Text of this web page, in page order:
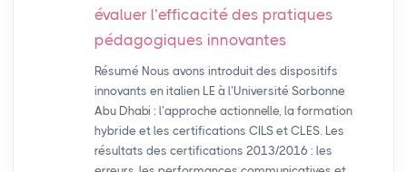
évaluer l’efficacité des pratiques
pédagogiques innovantes
Résumé Nous avons introduit des dispositifs
innovants en italien LE à l’Université Sorbonne
Abu Dhabi : l’approche actionnelle, la formation
hybride et les certifications CILS et CLES. Les
résultats des certifications 2013/2016 : les